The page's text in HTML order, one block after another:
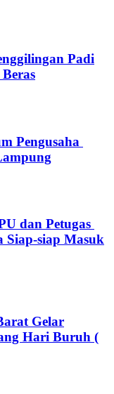
Padi
Pengusaha
dan Petugas
Siap-siap Masuk
Gelar
Hari Buruh (